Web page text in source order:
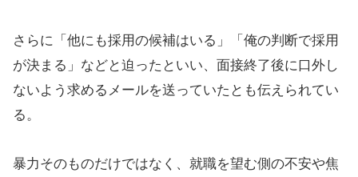
さらに「他にも採用の候補はいる」「俺の判断で採用
が決まる」などと迫ったといい、面接終了後に口外し
ないよう求めるメールを送っていたとも伝えられてい
る。
暴力そのものだけではなく、就職を望む側の不安や焦